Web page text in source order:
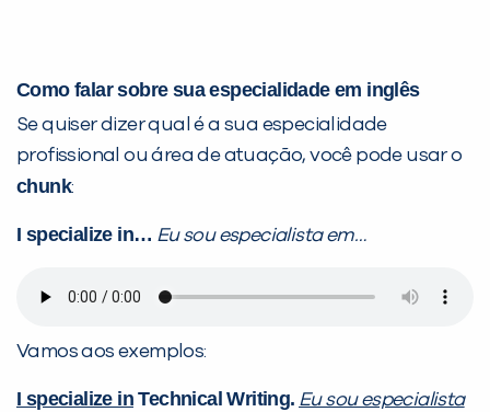
Como falar sobre sua especialidade em inglês
Se quiser dizer qual é a sua especialidade
profissional ou área de atuação, você pode usar o
chunk:
I specialize in… Eu sou especialista em…
Vamos aos exemplos:
I specialize in Technical Writing. Eu sou especialista